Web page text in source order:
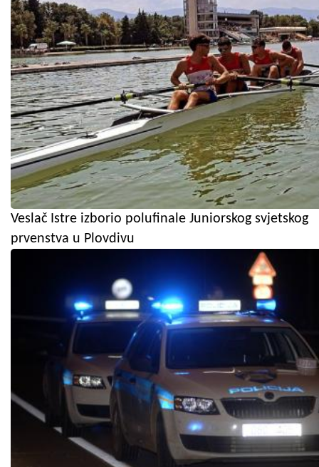
Veslač Istre izborio polufinale Juniorskog svjetskog
prvenstva u Plovdivu